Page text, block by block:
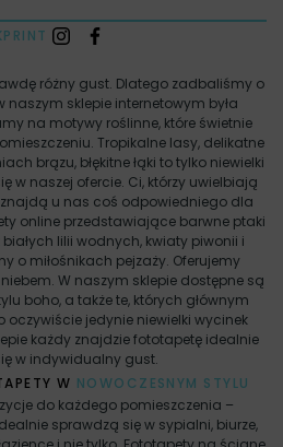
różny gust. Dlatego zadbaliśmy o
naszym sklepie internetowym była
na motywy roślinne, które świetnie
Tropikalne lasy, delikatne
brązu, błękitne łąki to tylko niewielki
w naszej ofercie. Ci, którzy uwielbiają
u nas coś odpowiedniego dla
online przedstawiające barwne ptaki
lilii wodnych, kwiaty piwonii i
o miłośnikach pejzaży. Oferujemy
W naszym sklepie dostępne są
boho, a także te, których głównym
oczywiście jedynie niewielki wycinek
każdy znajdzie fototapetę idealnie
w indywidualny gust.
W NOWOCZESNYM STYLU
do każdego pomieszczenia –
sprawdzą się w sypialni, biurze,